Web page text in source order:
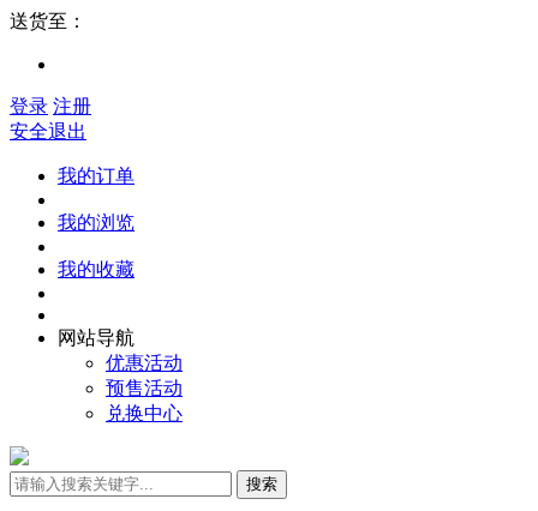
送货至：
登录 注册
安全退出
我的订单
我的浏览
我的收藏
网站导航
优惠活动
预售活动
兑换中心
搜索